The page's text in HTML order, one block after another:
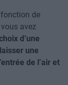
de
avez
d’une
laisser une
de l’air et